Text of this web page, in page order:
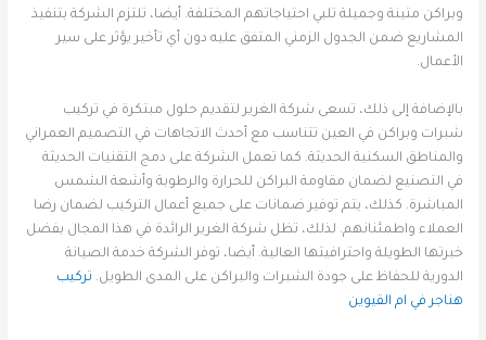
وبراكن متينة وجميلة تلبي احتياجاتهم المختلفة. أيضا، تلتزم الشركة بتنفيذ
المشاريع ضمن الجدول الزمني المتفق عليه دون أي تأخير يؤثر على سير
الأعمال.
بالإضافة إلى ذلك، تسعى شركة الغرير لتقديم حلول مبتكرة في تركيب
شبرات وبراكن في العين تتناسب مع أحدث الاتجاهات في التصميم العمراني
والمناطق السكنية الحديثة. كما تعمل الشركة على دمج التقنيات الحديثة
في التصنيع لضمان مقاومة البراكن للحرارة والرطوبة وأشعة الشمس
المباشرة. كذلك، يتم توفير ضمانات على جميع أعمال التركيب لضمان رضا
العملاء واطمئنانهم. لذلك، تظل شركة الغرير الرائدة في هذا المجال بفضل
خبرتها الطويلة واحترافيتها العالية. أيضا، توفر الشركة خدمة الصيانة
الدورية للحفاظ على جودة الشبرات والبراكن على المدى الطويل. تركيب
هناجر في ام القيوين